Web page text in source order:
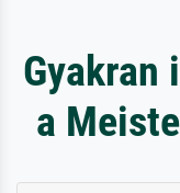
Gyakran
a